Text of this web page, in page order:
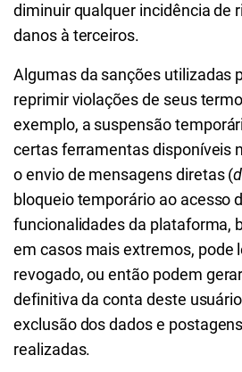
diminuir qualquer incidência de
danos à terceiros.
Algumas da sanções utilizadas
reprimir violações de seus
exemplo, a suspensão
certas ferramentas disponíveis
o envio de mensagens diretas (
bloqueio temporário ao acesso
funcionalidades da plataforma,
em casos mais extremos, pode
revogado, ou então podem
definitiva da conta deste
exclusão dos dados e
realizadas.